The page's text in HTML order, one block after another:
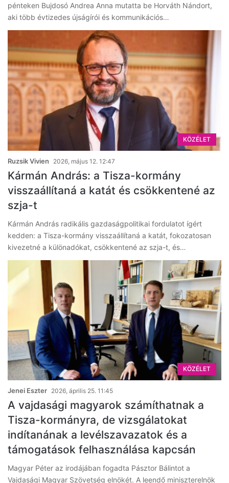
pénteken Bujdosó Andrea Anna mutatta be Horváth Nándort,
aki több évtizedes újságírói és kommunikációs…
KÖZÉLET
Ruzsik Vivien 2026, május 12. 12:47
Kármán András: a Tisza-kormány
visszaállítaná a katát és csökkentené az
szja-t
Kármán András radikális gazdaságpolitikai fordulatot ígért
kedden: a Tisza-kormány visszaállítaná a katát, fokozatosan
kivezetné a különadókat, csökkentené az szja-t, és…
KÖZÉLET
Jenei Eszter 2026, április 25. 11:45
A vajdasági magyarok számíthatnak a
Tisza-kormányra, de vizsgálatokat
indítanának a levélszavazatok és a
támogatások felhasználása kapcsán
Magyar Péter az irodájában fogadta Pásztor Bálintot a
Vajdasági Magyar Szövetség elnökét. A leendő miniszterelnök